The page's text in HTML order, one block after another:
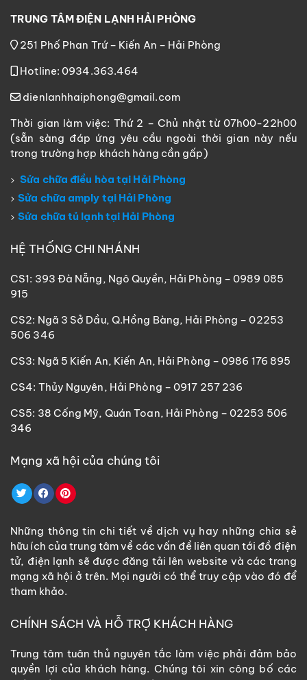
TRUNG TÂM ĐIỆN LẠNH HẢI PHÒNG
251 Phố Phan Trứ – Kiến An – Hải Phòng
Hotline: 0934.363.464
dienlanhhaiphong@gmail.com
Thời gian làm việc: Thứ 2 – Chủ nhật từ 07h00-22h00
(sẵn sàng đáp ứng yêu cầu ngoài thời gian này nếu
trong trường hợp khách hàng cần gấp)
Sửa chữa điều hòa tại Hải Phòng
Sửa chữa amply tại Hải Phòng
Sửa chữa tủ lạnh tại Hải Phòng
HỆ THỐNG CHI NHÁNH
CS1: 393 Đà Nẵng, Ngô Quyền, Hải Phòng – 0989 085
915
CS2: Ngã 3 Sở Dầu, Q.Hồng Bàng, Hải Phòng – 02253
506 346
CS3: Ngã 5 Kiến An, Kiến An, Hải Phòng – 0986 176 895
CS4: Thủy Nguyên, Hải Phòng – 0917 257 236
CS5: 38 Cống Mỹ, Quán Toan, Hải Phòng – 02253 506
346
Mạng xã hội của chúng tôi
Những thông tin chi tiết về dịch vụ hay những chia sẻ
hữu ích của trung tâm về các vấn đề liên quan tới đồ điện
tử, điện lạnh sẽ được đăng tải lên website và các trang
mạng xã hội ở trên. Mọi người có thể truy cập vào đó để
tham khảo.
CHÍNH SÁCH VÀ HỖ TRỢ KHÁCH HÀNG
Trung tâm tuân thủ nguyên tắc làm việc phải đảm bảo
quyền lợi của khách hàng. Chúng tôi xin công bố các